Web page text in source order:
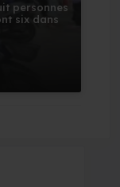
personnes
six dans